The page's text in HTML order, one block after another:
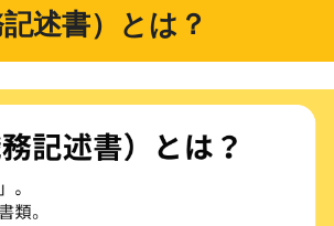
述書）とは？